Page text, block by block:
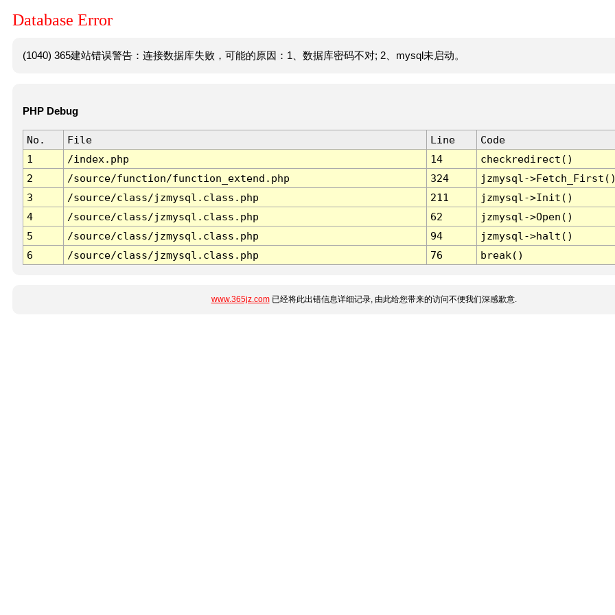
Database Error
(1040) 365建站错误警告：连接数据库失败，可能的原因：1、数据库密码不对; 2、mysql未启动。
PHP Debug
No. File Line
Code
1
/index.php 14
checkredirect()
2
/source/function/function_extend.php 324
jzmysql-
3
/source/class/jzmysql.class.php 211
jzmysql->Init()
4
/source/class/jzmysql.class.php 62
jzmysql->Open()
5
/source/class/jzmysql.class.php 94
jzmysql->halt()
6
/source/class/jzmysql.class.php 76 break()
www.365jz.com已经将此出错信息详细记录, 由此给您带来的访问不便我们深感歉意.